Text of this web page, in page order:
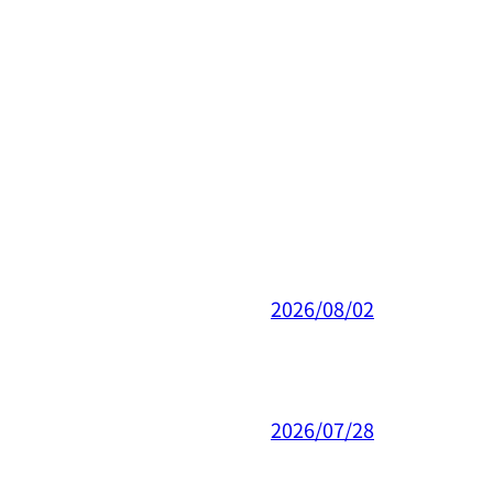
2026/08/02
2026/07/28